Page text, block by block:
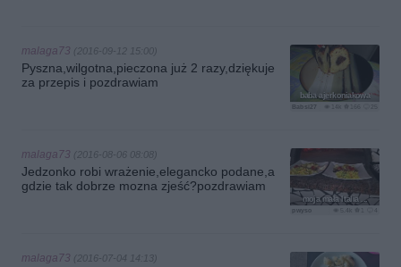
baba ajerkoniakowa
14k
Babsi27
malaga73 (2016-09-12 15:00)
Pyszna,wilgotna,pieczona już 2 razy,dziękuje
za przepis i pozdrawiam
moja mała Italia ...
5.4k 4
pwyso
malaga73 (2016-08-06 08:08)
Jedzonko robi wrażenie,elegancko podane,a
gdzie tak dobrze mozna zjeść?pozdrawiam
malaga73 (2016-07-04 14:13)